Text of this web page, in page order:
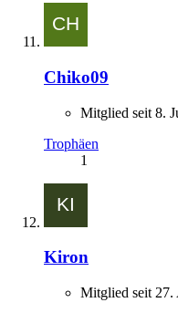
Chiko09
Mitglied seit 8.
Trophäen
1
Kiron
Mitglied seit 27.